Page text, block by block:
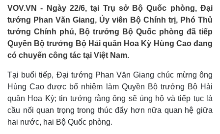
VOV.VN - Ngày 22/6, tại Trụ sở Bộ Quốc phòng, Đại
tướng Phan Văn Giang, Ủy viên Bộ Chính trị, Phó Thủ
tướng Chính phủ, Bộ trưởng Bộ Quốc phòng đã tiếp
Quyền Bộ trưởng Bộ Hải quân Hoa Kỳ Hùng Cao đang
có chuyến công tác tại Việt Nam.
Tại buổi tiếp, Đại tướng Phan Văn Giang chúc mừng ông
Hùng Cao được bổ nhiệm làm Quyền Bộ trưởng Bộ Hải
quân Hoa Kỳ; tin tưởng rằng ông sẽ ủng hộ và tiếp tục là
cầu nối quan trọng trong thúc đẩy hơn nữa quan hệ giữa
hai nước, hai Bộ Quốc phòng.